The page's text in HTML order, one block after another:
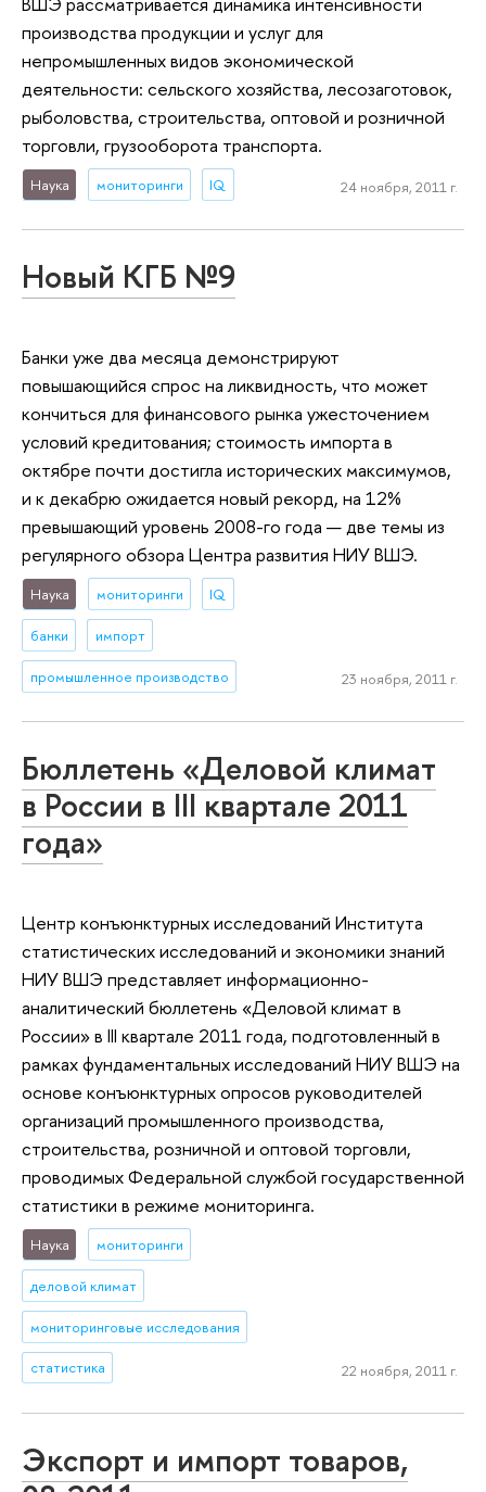
производства продукции и услуг для
непромышленных видов экономической
деятельности: сельского хозяйства, лесозаготовок,
рыболовства, строительства, оптовой и розничной
торговли, грузооборота транспорта.
Наука мониторинги IQ 24 ноября, 2011 г.
Новый КГБ №9
Банки уже два месяца демонстрируют
повышающийся спрос на ликвидность, что может
кончиться для финансового рынка ужесточением
условий кредитования; стоимость импорта в
октябре почти достигла исторических максимумов,
и к декабрю ожидается новый рекорд, на 12%
превышающий уровень 2008-го года — две темы из
регулярного обзора Центра развития НИУ ВШЭ.
Наука мониторинги IQ
банки импорт
промышленное производство 23 ноября, 2011 г.
Бюллетень «Деловой климат
в России в III квартале 2011
года»
Центр конъюнктурных исследований Института
статистических исследований и экономики знаний
НИУ ВШЭ представляет информационно-
аналитический бюллетень «Деловой климат в
России» в III квартале 2011 года, подготовленный в
рамках фундаментальных исследований НИУ ВШЭ на
основе конъюнктурных опросов руководителей
организаций промышленного производства,
строительства, розничной и оптовой торговли,
проводимых Федеральной службой государственной
статистики в режиме мониторинга.
Наука мониторинги
деловой климат
мониторинговые исследования
статистика 22 ноября, 2011 г.
Экспорт и импорт товаров,